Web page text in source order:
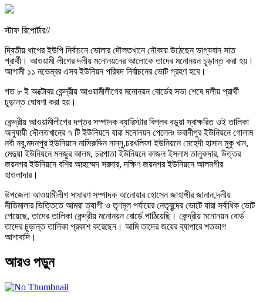
স্টাফ রিপোর্টার//
দ্বিতীয় ধাপের ইউপি নির্বাচনে ভোলার দৌলতখানে নৌকায় উঠেছেন ভাগ্যবান সাত
প্রার্থী। আওয়ামী লীগের দলীয় মনোনয়নের আলোকে তাদের মনোনয়ন চূড়ান্ত করা হয়।
আগামী ১১ নভেম্বর এসব ইউনিয়ন পরিষদ নির্বাচনের ভোট গ্রহণ হবে।
গত ৮ ই অক্টোবর কেন্দ্রীয় আওয়ামীলীগের মনোনয়ন বোর্ডের সভা শেষে দলীয় প্রার্থী
চূড়ান্ত ঘোষণা করা হয়।
কেন্দ্রীয় আওয়ামীলীগের দপ্তর সম্পাদক ব্যারিস্টার বিপ্লব বড়ুয়া স্বাক্ষরিত ওই তালিকা
অনুযায়ী দৌলতখানের ৭ টি ইউনিয়নে যারা মনোনয়ন পেলেনঃ ভবানীপুর ইউনিয়নে গোলাম
নবী নবু,মদনপুর ইউনিয়নে নাসিরুদ্দিন নান্নু,চরখলিফা ইউনিয়নে মেহেদী হাসান মুকু খান,
মেদুয়া ইউনিয়নে মনজুর আলম, চরপাতা ইউনিয়নে কাজল ইসলাম তালুকদার, উত্তর
জয়নগর ইউনিয়নে বশির আহম্মেদ সরদার, দক্ষিণ জয়নগর ইউনিয়নে আলমগীর
হাওলাদার।
উপজেলা আওয়ামীলীগ সাধারণ সম্পাদক আনোয়ার হোসেন জাহাঙ্গীর জানান,দলীয়
নীতিমালার ভিত্তিতে আমরা ত্যাগী ও তৃণমূল পর্যায়ের নেতৃবৃন্দের ভোটে যারা সর্বাধিক ভোট
পেয়েছে, তাদের তালিকা কেন্দ্রীয় মনোনয়ন বোর্ডে পাঠিয়েছি। কেন্দ্রীয় মনোনয়ন বোর্ড
তাদের চুড়ান্ত তালিকা প্রকাশ করেছেন। আমি তাদের জয়ের ব্যাপারে শতভাগ
আশাবাদি।
আরও পড়ুন